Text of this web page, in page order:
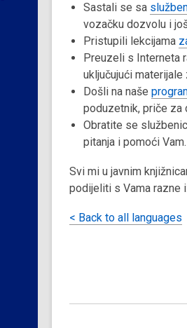
Sastali se sa
vozačku dozvolu i
Pristupili lekcijama
Preuzeli s Interneta
uključujući
Došli na naše
poduzetnik, priče za
Obratite se
pitanja i pomoći
Svi mi u javnim
podijeliti s Vama razne
< Back to all languages